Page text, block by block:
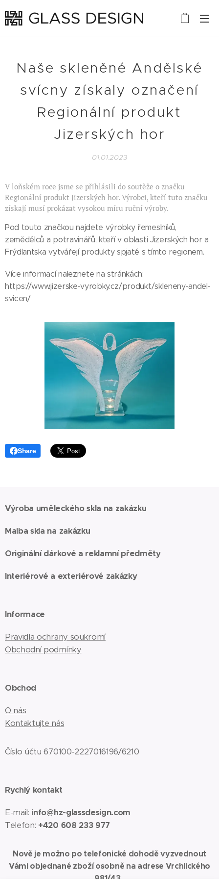
Naše skleněné Andělské
svícny získaly označení
Regionální produkt
Jizerských hor
01.01.2023
V loňském roce jsme se přihlásili do soutěže o značku
Regionální produkt Jizerských hor. Výrobci, kteří tuto značku
získají musí prokázat vysokou míru ruční výroby.
Pod touto značkou najdete výrobky řemeslníků,
zemědělců a potravinářů, kteří v oblasti Jizerských hor a
Frýdlantska vytvářejí produkty spjaté s tímto regionem.
Více informací naleznete na stránkách:
https://www.jizerske-vyrobky.cz/produkt/skleneny-andel-
svicen/
Share
Výroba uměleckého skla na zakázku
Malba skla na zakázku
Originální dárkové a reklamní předměty
Interiérové a exteriérové zakázky
Informace
Pravidla ochrany soukromí
Obchodní podmínky
Obchod
O nás
Kontaktujte nás
Číslo účtu 670100-2227016196/6210
Rychlý kontakt
E-mail: info@hz-glassdesign.com
Telefon: +420 608 233 977
Nově je možno po telefonické dohodě vyzvednout
Vámi objednané zboží osobně na adrese Vrchlického